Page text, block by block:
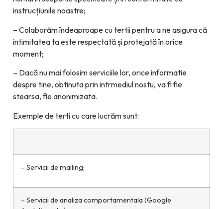
instrucțiunile noastre;
– Colaborăm îndeaproape cu tertii pentru a ne asigura că
intimitatea ta este respectată și protejată în orice
moment;
– Dacă nu mai folosim serviciile lor, orice informatie
despre tine, obtinuta prin intrmediul nostu, va fi fie
stearsa, fie anonimizata.
Exemple de terti cu care lucrăm sunt:
– Servicii de mailing;
– Servicii de analiza comportamentala (Google